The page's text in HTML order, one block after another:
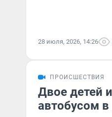
28 июля, 2026, 14:26
ПРОИСШЕСТВИЯ
Двое детей
автобусом